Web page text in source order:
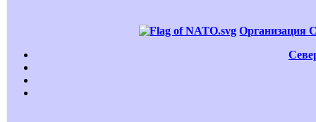
Организация